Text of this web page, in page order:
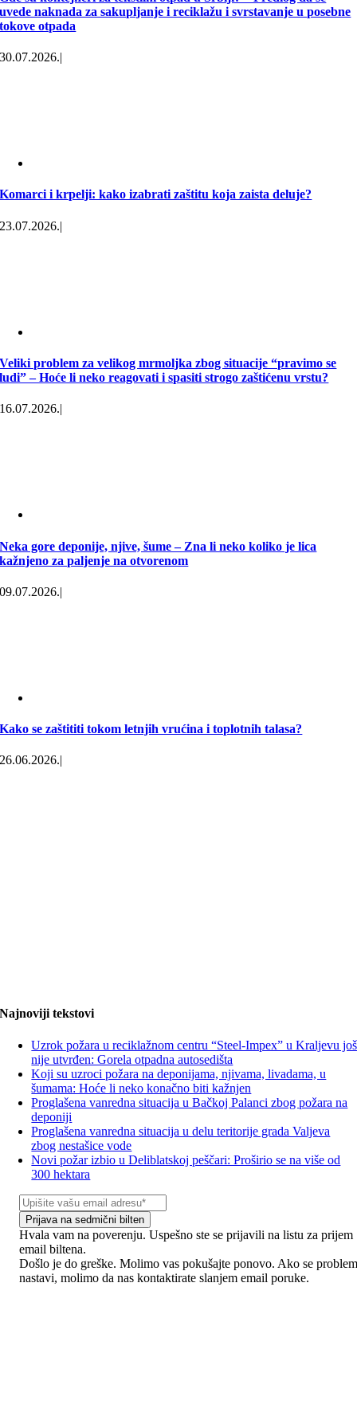
uvede naknada za sakupljanje i reciklažu i svrstavanje u posebne
tokove otpada
30.07.2026.|
Komarci i krpelji: kako izabrati zaštitu koja zaista deluje?
23.07.2026.|
Veliki problem za velikog mrmoljka zbog situacije “pravimo se
ludi” – Hoće li neko reagovati i spasiti strogo zaštićenu vrstu?
16.07.2026.|
Neka gore deponije, njive, šume – Zna li neko koliko je lica
kažnjeno za paljenje na otvorenom
09.07.2026.|
Kako se zaštititi tokom letnjih vrućina i toplotnih talasa?
26.06.2026.|
Najnoviji tekstovi
Uzrok požara u reciklažnom centru “Steel-Impex” u Kraljevu još
nije utvrđen: Gorela otpadna autosedišta
Koji su uzroci požara na deponijama, njivama, livadama, u
šumama: Hoće li neko konačno biti kažnjen
Proglašena vanredna situacija u Bačkoj Palanci zbog požara na
deponiji
Proglašena vanredna situacija u delu teritorije grada Valjeva
zbog nestašice vode
Novi požar izbio u Deliblatskoj peščari: Proširio se na više od
300 hektara
Prijava na sedmični bilten
Hvala vam na poverenju. Uspešno ste se prijavili na listu za prijem
email biltena.
Došlo je do greške. Molimo vas pokušajte ponovo. Ako se
nastavi, molimo da nas kontaktirate slanjem email poruke.